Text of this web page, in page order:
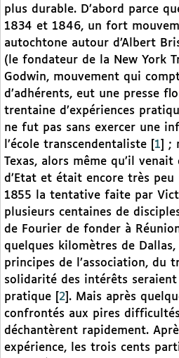
plus durable. D’abord parce
1834 et 1846, un fort
autochtone autour d’Albert
(le fondateur de la New York
Godwin, mouvement qui
d’adhérents, eut une presse
trentaine d’expériences
ne fut pas sans exercer une
l’école transcendentaliste
1
;
Texas, alors même qu’il venait
d’Etat et était encore très peu
1855 la tentative faite par
plusieurs centaines de
de Fourier de fonder à
quelques kilomètres de
principes de l’association, du
solidarité des intérêts
pratique
2 . Mais après
confrontés aux pires
déchantèrent rapidement.
expérience, les trois cents